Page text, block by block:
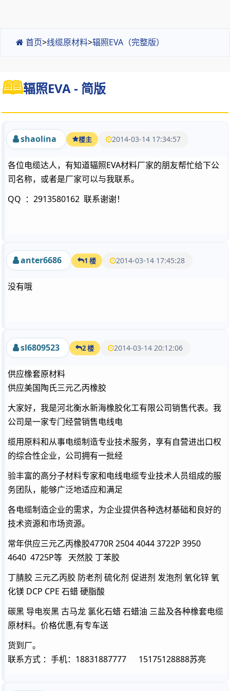
首页>线缆原材料>辐照EVA（完整版）
辐照EVA - 简版
shaolina 楼主 2014-03-14 17:34:57
各位电缆达人，有知道辐照EVA材料厂家的朋友帮忙给下公
司名称，或者是厂家可以与我联系。
QQ ：2913580162 联系谢谢！
anter6686 1 楼 2014-03-14 17:45:28
没有哦
sl6809523 2 楼 2014-03-14 20:12:06
供应橡套原材料
供应美国陶氏三元乙丙橡胶
大家好，我是河北衡水新海橡胶化工有限公司销售代表。我
公司是一家专门经营销售电线电
缆用原料和从事电缆制造专业技术服务，享有自营进出口权
的综合性企业，公司拥有一批经
验丰富的高分子材料专家和电线电缆专业技术人员组成的服
务团队，能够广泛地适应和满足
各电缆制造企业的需求，为企业提供各种选材基础和良好的
技术资源和市场资源。
常年供应三元乙丙橡胶4770R 2504 4044 3722P 3950
4640 4725P等 天然胶 丁苯胶
丁腈胶 三元乙丙胶 防老剂 硫化剂 促进剂 发泡剂 氧化锌 氧
化镁 DCP CPE 石蜡 硬脂酸
碳黑 导电炭黑 古马龙 氯化石蜡 石蜡油 三盐及各种橡套电缆
原材料。价格优惠,有专车送
货到厂。
联系方式 ：手机：18831887777 15175128888苏亮